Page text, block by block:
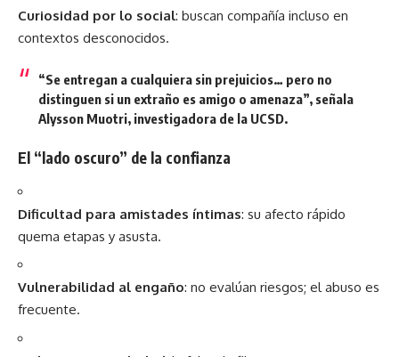
Curiosidad por lo social: buscan compañía incluso en
contextos desconocidos.
“Se entregan a cualquiera sin prejuicios… pero no
distinguen si un extraño es amigo o amenaza”, señala
Alysson Muotri, investigadora de la UCSD.
El “lado oscuro” de la confianza
Dificultad para amistades íntimas: su afecto rápido
quema etapas y asusta.
Vulnerabilidad al engaño: no evalúan riesgos; el abuso es
frecuente.